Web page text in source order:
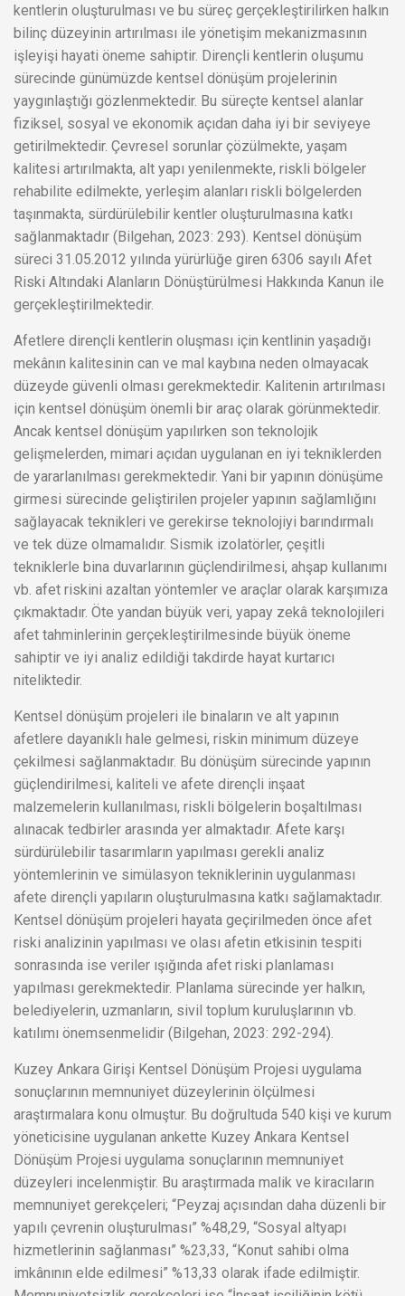
kentlerin oluşturulması ve bu süreç gerçekleştirilirken halkın
bilinç düzeyinin artırılması ile yönetişim mekanizmasının
işleyişi hayati öneme sahiptir. Dirençli kentlerin oluşumu
sürecinde günümüzde kentsel dönüşüm projelerinin
yaygınlaştığı gözlenmektedir. Bu süreçte kentsel alanlar
fiziksel, sosyal ve ekonomik açıdan daha iyi bir seviyeye
getirilmektedir. Çevresel sorunlar çözülmekte, yaşam
kalitesi artırılmakta, alt yapı yenilenmekte, riskli bölgeler
rehabilite edilmekte, yerleşim alanları riskli bölgelerden
taşınmakta, sürdürülebilir kentler oluşturulmasına katkı
sağlanmaktadır (Bilgehan, 2023: 293). Kentsel dönüşüm
süreci 31.05.2012 yılında yürürlüğe giren 6306 sayılı Afet
Riski Altındaki Alanların Dönüştürülmesi Hakkında Kanun ile
gerçekleştirilmektedir.
Afetlere dirençli kentlerin oluşması için kentlinin yaşadığı
mekânın kalitesinin can ve mal kaybına neden olmayacak
düzeyde güvenli olması gerekmektedir. Kalitenin artırılması
için kentsel dönüşüm önemli bir araç olarak görünmektedir.
Ancak kentsel dönüşüm yapılırken son teknolojik
gelişmelerden, mimari açıdan uygulanan en iyi tekniklerden
de yararlanılması gerekmektedir. Yani bir yapının dönüşüme
girmesi sürecinde geliştirilen projeler yapının sağlamlığını
sağlayacak teknikleri ve gerekirse teknolojiyi barındırmalı
ve tek düze olmamalıdır. Sismik izolatörler, çeşitli
tekniklerle bina duvarlarının güçlendirilmesi, ahşap kullanımı
vb. afet riskini azaltan yöntemler ve araçlar olarak karşımıza
çıkmaktadır. Öte yandan büyük veri, yapay zekâ teknolojileri
afet tahminlerinin gerçekleştirilmesinde büyük öneme
sahiptir ve iyi analiz edildiği takdirde hayat kurtarıcı
niteliktedir.
Kentsel dönüşüm projeleri ile binaların ve alt yapının
afetlere dayanıklı hale gelmesi, riskin minimum düzeye
çekilmesi sağlanmaktadır. Bu dönüşüm sürecinde yapının
güçlendirilmesi, kaliteli ve afete dirençli inşaat
malzemelerin kullanılması, riskli bölgelerin boşaltılması
alınacak tedbirler arasında yer almaktadır. Afete karşı
sürdürülebilir tasarımların yapılması gerekli analiz
yöntemlerinin ve simülasyon tekniklerinin uygulanması
afete dirençli yapıların oluşturulmasına katkı sağlamaktadır.
Kentsel dönüşüm projeleri hayata geçirilmeden önce afet
riski analizinin yapılması ve olası afetin etkisinin tespiti
sonrasında ise veriler ışığında afet riski planlaması
yapılması gerekmektedir. Planlama sürecinde yer halkın,
belediyelerin, uzmanların, sivil toplum kuruluşlarının vb.
katılımı önemsenmelidir (Bilgehan, 2023: 292-294).
Kuzey Ankara Girişi Kentsel Dönüşüm Projesi uygulama
sonuçlarının memnuniyet düzeylerinin ölçülmesi
araştırmalara konu olmuştur. Bu doğrultuda 540 kişi ve kurum
yöneticisine uygulanan ankette Kuzey Ankara Kentsel
Dönüşüm Projesi uygulama sonuçlarının memnuniyet
düzeyleri incelenmiştir. Bu araştırmada malik ve kiracıların
memnuniyet gerekçeleri; “Peyzaj açısından daha düzenli bir
yapılı çevrenin oluşturulması” %48,29, “Sosyal altyapı
hizmetlerinin sağlanması” %23,33, “Konut sahibi olma
imkânının elde edilmesi” %13,33 olarak ifade edilmiştir.